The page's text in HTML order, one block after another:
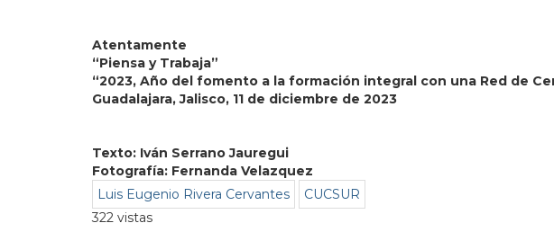
Atentamente
“Piensa y Trabaja”
“2023, Año del fomento a la formación integral con una Red de
Guadalajara, Jalisco, 11 de diciembre de 2023
Texto: Iván Serrano Jauregui
Fotografía: Fernanda Velazquez
Luis Eugenio Rivera Cervantes
CUCSUR
322 vistas